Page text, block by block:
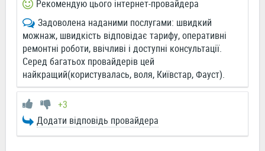
Рекомендую цього інтернет-провайдера
Задоволена наданими послугами: швидкий
можнаж, швидкість відповідає тарифу, оперативні
ремонтні роботи, ввічливі і доступні консультації.
Серед багатьох провайдерів цей
найкращий(користувалась, воля, Київстар, Фауст).
+3
Додати відповідь провайдера